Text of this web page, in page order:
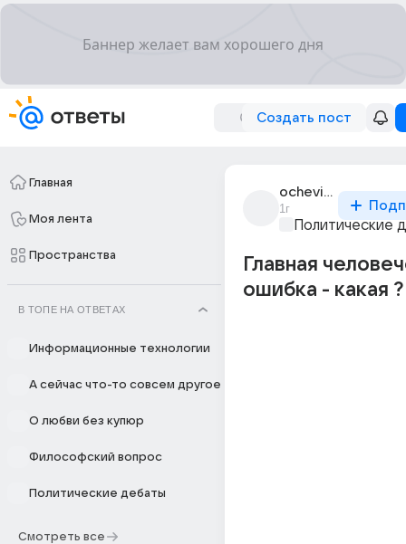
Создать пост
Главная
Моя лента
Пространства
В ТОПЕ НА ОТВЕТАХ
Информационные технологии
А сейчас что-то совсем другое
О любви без купюр
Философский вопрос
Политические дебаты
Смотреть все
ochevidets_22
1г
Политические
Главная
ошибка - какая ?